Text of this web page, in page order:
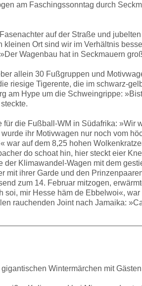
am Faschingssonntag durch
auf der Straße und
Ort sind wir im Verhältnis
Wagenbau hat in Seckmauern
allein 30 Fußgruppen und
riesige Tigerente, die im schwarz-
am Hype um die Schweingrippe:
die Fußball-WM in Südafrika: »Wir
ihr Motivwagen nur noch vom
war auf dem 8,25 hohen
do schoat hin, hier steckt eier
der Klimawandel-Wagen mit dem
mit ihrer Garde und den
zum 14. Februar mitzogen,
mir Hesse häm de Ebbelwoi«,
rauchenden Joint nach Jamaika:
Wintermärchen mit Gästen